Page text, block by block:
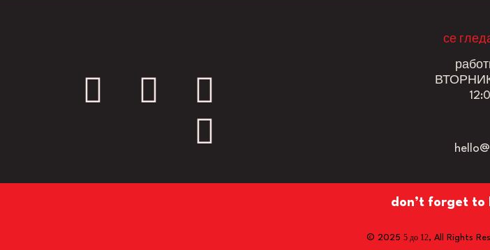
се
don’t forget to
© 2025 5 до 12, All Rights